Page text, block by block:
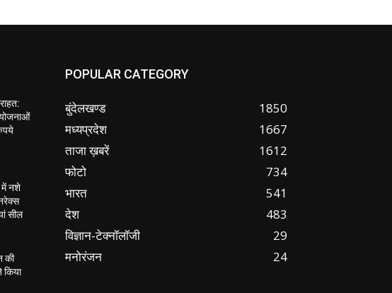
में नशे
सील
की
किया
POPULAR CATEGORY
बुंदेलखण्ड
1850
मध्यप्रदेश
1667
ताजा ख़बरें
1612
फोटो
734
भारत
541
देश
483
विज्ञान-टेक्नॉलॉजी
29
मनोरंजन
24